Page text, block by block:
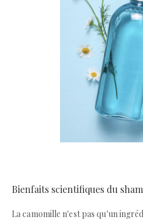
Bienfaits scientifiques du
La camomille n'est pas qu'un